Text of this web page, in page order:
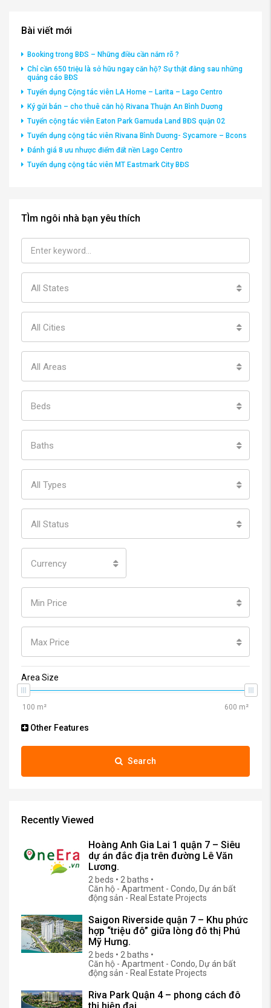
Bài viết mới
Booking trong BĐS – Những điều cần nắm rõ ?
Chỉ cần 650 triệu là sở hữu ngay căn hộ? Sự thật đằng sau những
quảng cáo BĐS
Tuyển dụng Cộng tác viên LA Home – Larita – Lago Centro
Ký gửi bán – cho thuê căn hộ Rivana Thuận An Bình Dương
Tuyển cộng tác viên Eaton Park Gamuda Land BĐS quận 02
Tuyển dụng cộng tác viên Rivana Bình Dương- Sycamore – Bcons
Đánh giá 8 ưu nhược điểm đất nền Lago Centro
Tuyển dụng cộng tác viên MT Eastmark City BĐS
TÌm ngôi nhà bạn yêu thích
All States
All Cities
All Areas
Beds
Baths
All Types
All Status
Currency
Min Price
Max Price
Area Size
Other Features
Search
Recently Viewed
Hoàng Anh Gia Lai 1 quận 7 – Siêu
dự án đắc địa trên đường Lê Văn
Lương.
2 beds • 2 baths •
Căn hộ - Apartment - Condo, Dự án bất
động sản - Real Estate Projects
Saigon Riverside quận 7 – Khu phức
hợp “triệu đô” giữa lòng đô thị Phú
Mỹ Hưng.
2 beds • 2 baths •
Căn hộ - Apartment - Condo, Dự án bất
động sản - Real Estate Projects
Riva Park Quận 4 – phong cách đô
thị hiện đại.